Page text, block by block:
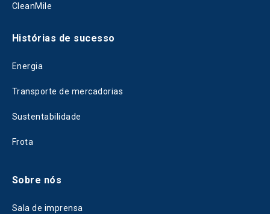
CleanMile
Histórias de sucesso
Energia
Transporte de mercadorias
Sustentabilidade
Frota
Sobre nós
Sala de imprensa